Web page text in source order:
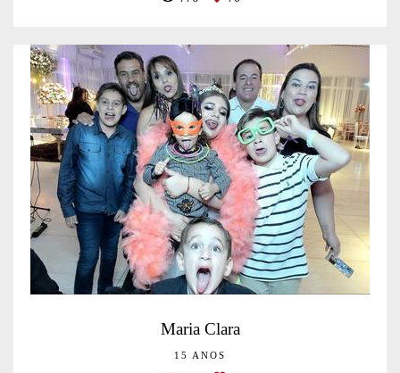
Maria Clara
15 ANOS